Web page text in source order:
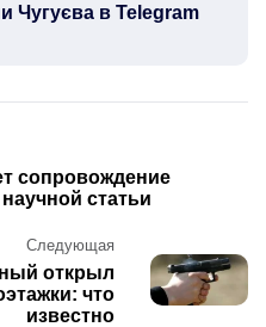
Чугуєва в Telegram
сопровождение
статьи
Следующая
открыл
что
известно